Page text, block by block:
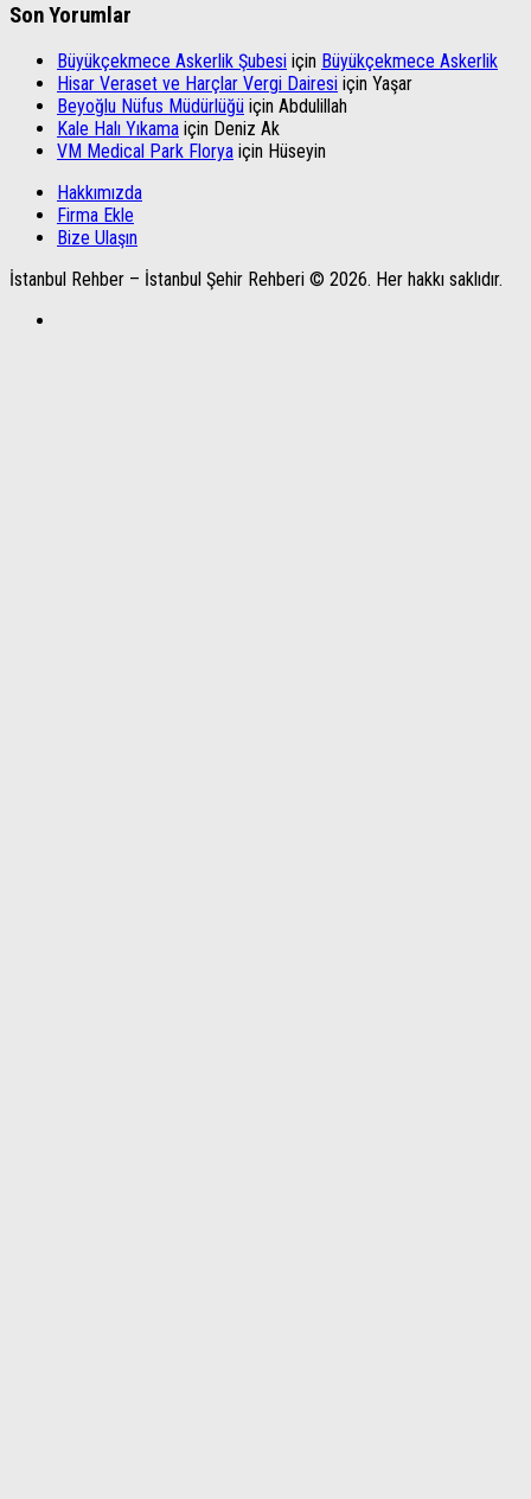
Son Yorumlar
Büyükçekmece Askerlik Şubesi için Büyükçekmece Askerlik
Hisar Veraset ve Harçlar Vergi Dairesi için Yaşar
Beyoğlu Nüfus Müdürlüğü için Abdulillah
Kale Halı Yıkama için Deniz Ak
VM Medical Park Florya için Hüseyin
Hakkımızda
Firma Ekle
Bize Ulaşın
İstanbul Rehber – İstanbul Şehir Rehberi © 2026. Her hakkı saklıdır.